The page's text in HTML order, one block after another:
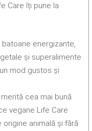
Care îți pune la
energizante,
și superalimente
mod gustos și
cea mai bună
vegane Life Care
animală și fără